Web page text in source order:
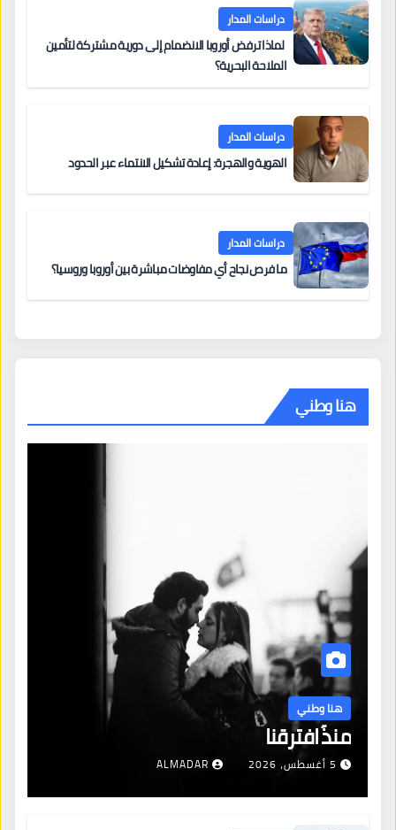
دراسات المدار
لماذا ترفض أوروبا الانضمام إلى دورية مشتركة لتأمين
الملاحة البحرية؟
دراسات المدار
الهوية والهجرة: إعادة تشكيل الانتماء عبر الحدود
دراسات المدار
ما فرص نجاح أي مفاوضات مباشرة بين أوروبا وروسيا؟
هنا وطني
هنا وطني
منذُ افترقنا
5 أغسطس، 2026 ALMADAR